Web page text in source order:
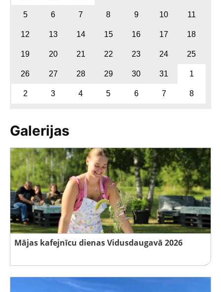
5 6 7 8 9 10 11
12 13 14 15 16 17 18
19 20 21 22 23 24 25
26 27 28 29 30 31 1
2 3 4 5 6 7 8
Galerijas
Mājas kafejnīcu dienas Vidusdaugavā 2026